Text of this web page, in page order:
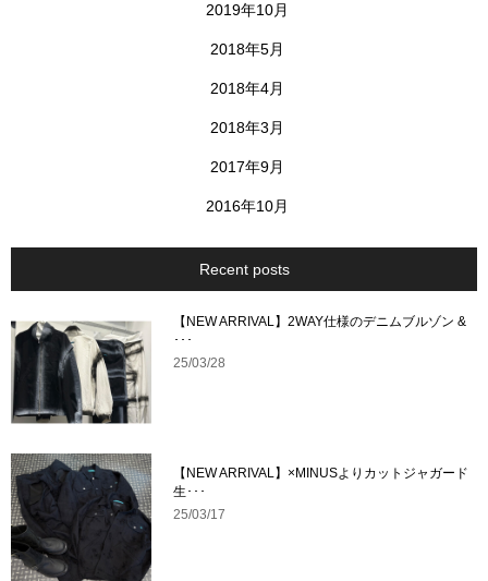
2019年10月
2018年5月
2018年4月
2018年3月
2017年9月
2016年10月
Recent posts
【NEW ARRIVAL】2WAY仕様のデニムブルゾン &
･･･
25/03/28
【NEW ARRIVAL】×MINUSよりカットジャガード
生･･･
25/03/17